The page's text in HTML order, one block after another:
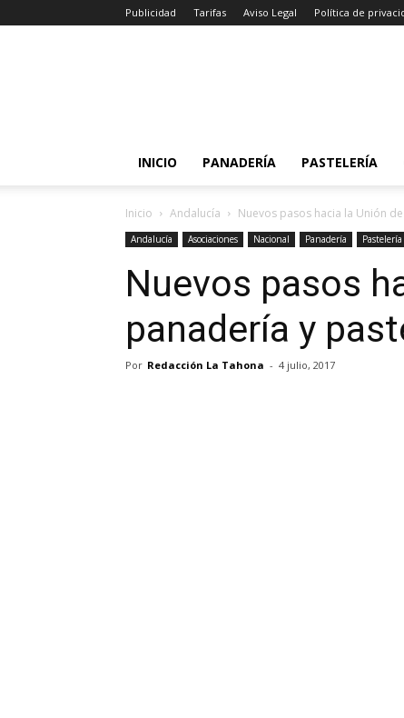
Publicidad Tarifas Aviso Legal Política de
INICIO PANADERÍA PASTELERÍA
Inicio Andalucía Nuevos pasos hacia la Unión
Andalucía Asociaciones Nacional Panadería Pastelería
Nuevos pasos
panadería y
Por Redacción La Tahona - 4 julio, 2017